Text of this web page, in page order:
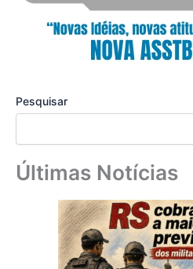
Pesquisar
Últimas Notícias